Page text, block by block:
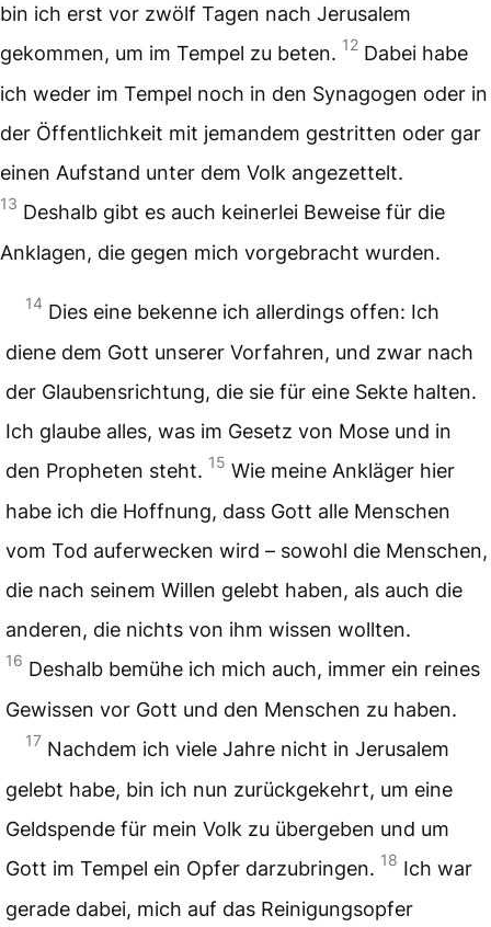
bin ich erst vor zwölf Tagen nach Jerusalem
gekommen, um im Tempel zu beten. 12 Dabei habe
ich weder im Tempel noch in den Synagogen oder in
der Öffentlichkeit mit jemandem gestritten oder gar
einen Aufstand unter dem Volk angezettelt.
13 Deshalb gibt es auch keinerlei Beweise für die
Anklagen, die gegen mich vorgebracht wurden.
14 Dies eine bekenne ich allerdings offen: Ich
diene dem Gott unserer Vorfahren, und zwar nach
der Glaubensrichtung, die sie für eine Sekte halten.
Ich glaube alles, was im Gesetz von Mose und in
den Propheten steht. 15 Wie meine Ankläger hier
habe ich die Hoffnung, dass Gott alle Menschen
vom Tod auferwecken wird – sowohl die Menschen,
die nach seinem Willen gelebt haben, als auch die
anderen, die nichts von ihm wissen wollten.
16 Deshalb bemühe ich mich auch, immer ein reines
Gewissen vor Gott und den Menschen zu haben.
17 Nachdem ich viele Jahre nicht in Jerusalem
gelebt habe, bin ich nun zurückgekehrt, um eine
Geldspende für mein Volk zu übergeben und um
Gott im Tempel ein Opfer darzubringen. 18 Ich war
gerade dabei, mich auf das Reinigungsopfer